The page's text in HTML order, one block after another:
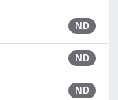
ND
ND
ND